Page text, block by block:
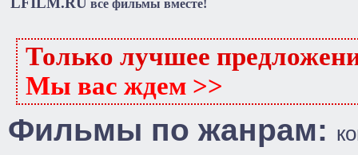
все фильмы вместе!
Только лучшее
Мы вас ждем >>
Фильмы по жанрам: